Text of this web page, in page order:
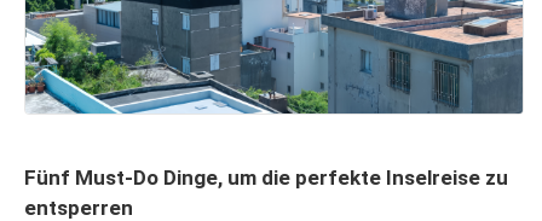
Fünf Must-Do Dinge, um die perfekte Inselreise zu
entsperren